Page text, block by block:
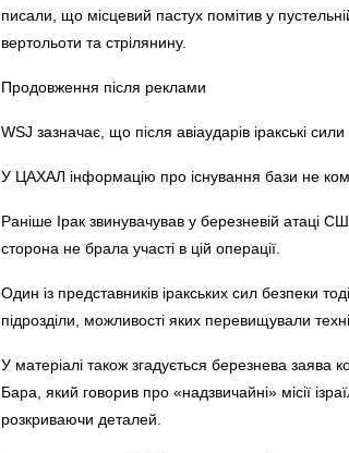
писали, що місцевий пастух помітив у
вертольоти та стрілянину.
Продовження після реклами
WSJ зазначає, що після авіаударів іракські
У ЦАХАЛ інформацію про існування бази не
Раніше Ірак звинувачував у березневій
сторона не брала участі в цій операції.
Один із представників іракських сил безпеки
підрозділи, можливості яких перевищували
У матеріалі також згадується березнева
Бара, який говорив про «надзвичайні» місії
розкриваючи деталей.